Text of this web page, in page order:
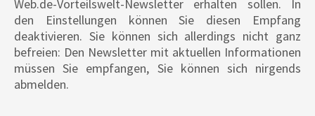
Web.de-Vorteilswelt-Newsletter erhalten sollen. In
den Einstellungen können Sie diesen Empfang
deaktivieren. Sie können sich allerdings nicht ganz
befreien: Den Newsletter mit aktuellen Informationen
müssen Sie empfangen, Sie können sich nirgends
abmelden.